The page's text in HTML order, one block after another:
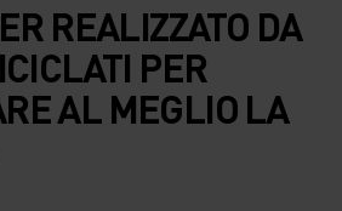
REALIZZATO DA
PER
AL MEGLIO LA